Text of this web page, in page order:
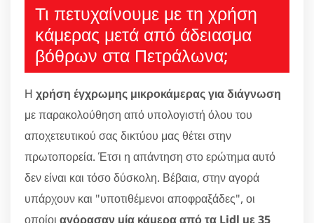
Τι πετυχαίνουμε με τη χρήση
κάμερας μετά από άδειασμα
βόθρων στα Πετράλωνα;
Η χρήση έγχρωμης μικροκάμερας για διάγνωση
με παρακολούθηση από υπολογιστή όλου του
αποχετευτικού σας δικτύου μας θέτει στην
πρωτοπορεία. Έτσι η απάντηση στο ερώτημα αυτό
δεν είναι και τόσο δύσκολη. Βέβαια, στην αγορά
υπάρχουν και "υποτιθέμενοι αποφραξάδες", οι
οποίοι αγόρασαν μία κάμερα από τα Lidl με 35